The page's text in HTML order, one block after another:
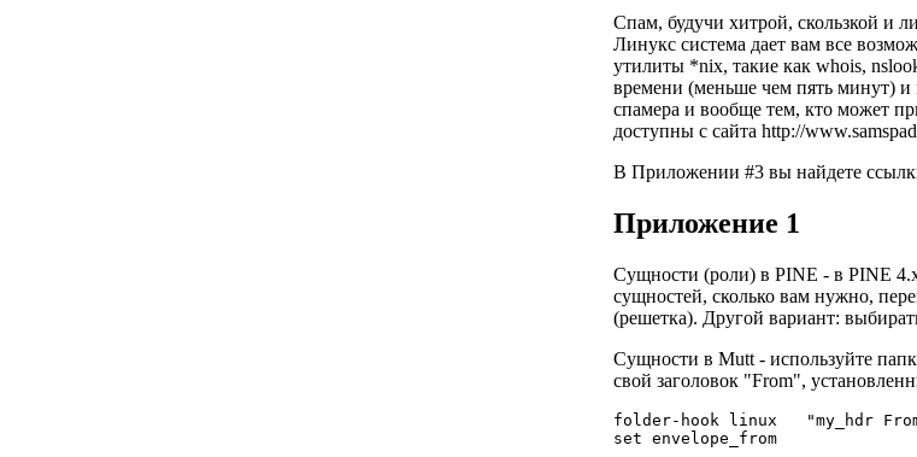
Спам, будучи хитрой, скользкой и
Линукс система дает вам все
утилиты *nix, такие как whois,
времени (меньше чем пять минут) и
спамера и вообще тем, кто может
доступны с сайта http://
В Приложении #3 вы найдете
Приложение 1
Сущности (роли) в PINE - в PINE
сущностей, сколько вам нужно,
(решетка). Другой вариант:
Сущности в Mutt - используйте
свой заголовок "From",
folder-hook linux   "my_hdr
set envelope_from